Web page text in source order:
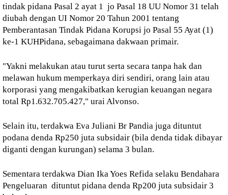
tindak pidana Pasal 2 ayat 1 jo Pasal 18 UU Nomor 31 telah
diubah dengan UI Nomor 20 Tahun 2001 tentang
Pemberantasan Tindak Pidana Korupsi jo Pasal 55 Ayat (1)
ke-1 KUHPidana, sebagaimana dakwaan primair.
"Yakni melakukan atau turut serta secara tanpa hak dan
melawan hukum memperkaya diri sendiri, orang lain atau
korporasi yang mengakibatkan kerugian keuangan negara
total Rp1.632.705.427," urai Alvonso.
Selain itu, terdakwa Eva Juliani Br Pandia juga dituntut
podana denda Rp250 juta subsidair (bila denda tidak dibayar
diganti dengan kurungan) selama 3 bulan.
Sementara terdakwa Dian Ika Yoes Refida selaku Bendahara
Pengeluaran dituntut pidana denda Rp200 juta subsidair 3